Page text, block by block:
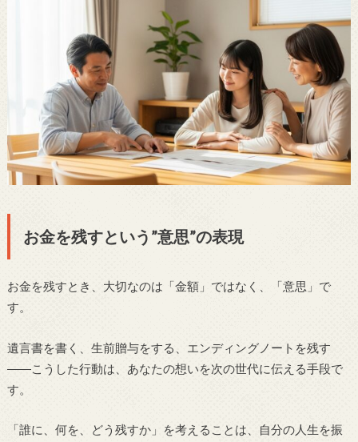
お金を残すという”意思”の表現
お金を残すとき、大切なのは「金額」ではなく、「意思」で
す。
遺言書を書く、生前贈与をする、エンディングノートを残す
――こうした行動は、あなたの想いを次の世代に伝える手段で
す。
「誰に、何を、どう残すか」を考えることは、自分の人生を振